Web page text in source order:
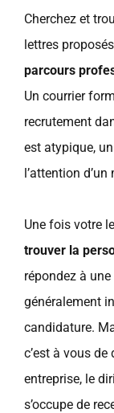
Cherchez et
lettres proposés
parcours
Un courrier
recrutement
est atypique,
l’attention
Une fois votre
trouver la
répondez à
généralement
candidature.
c’est à vous
entreprise, le
s’occupe de